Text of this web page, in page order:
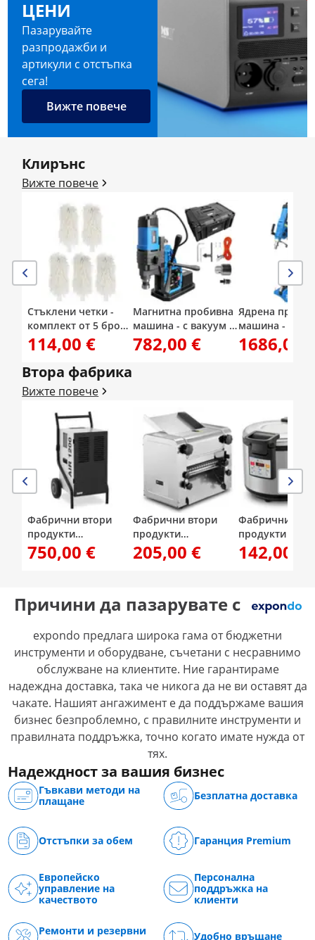
ЦЕНИ
Пазарувайте
разпродажби и
артикули с отстъпка
сега!
Вижте повече
Клирънс
Вижте повече
Стъклени четки -
комплект от 5 броя -
за машина за
полиране на стъкла
RCGP-2.0A
114,00 €
Магнитна пробивна
машина - с вакуум -
1650 W - 560 об/мин
- макс. диаметър на
782,00 €
Ядрена
машина - с
- 3700 W - до
об/мин
1686,00
Втора фабрика
Вижте повече
Фабрични втори
продукти
Влагоуловител за
търговски цели - 50
750,00 €
Фабрични втори
продукти
Електрическа
машина за паста - 26
мм - Royal Catering
205,00 €
Фабрични
продукти Уред
затопляне на
26 л - цифрово
80 °C - Royal
142,00 €
Причини да пазарувате с
expondo предлага широка гама от бюджетни
инструменти и оборудване, съчетани с несравнимо
обслужване на клиентите. Ние гарантираме
надеждна доставка, така че никога да не ви оставят да
чакате. Нашият ангажимент е да поддържаме вашия
бизнес безпроблемно, с правилните инструменти и
правилната поддръжка, точно когато имате нужда от
тях.
Надеждност за вашия бизнес
Гъвкави методи на
плащане
Безплатна доставка
Отстъпки за обем Гаранция Premium
Европейско
управление на
качеството
Персонална
поддръжка на
клиенти
Ремонти и резервни
Удобно връщане